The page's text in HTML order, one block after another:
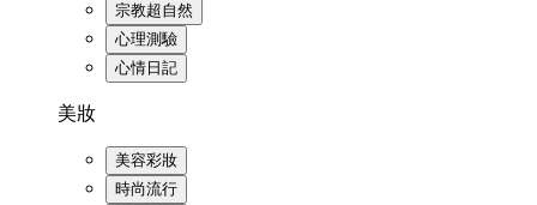
宗教超自然
心理測驗
心情日記
美妝
美容彩妝
時尚流行